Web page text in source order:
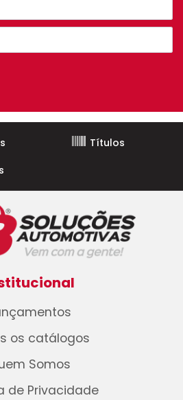
Títulos
os catálogos
Somos
de Privacidade